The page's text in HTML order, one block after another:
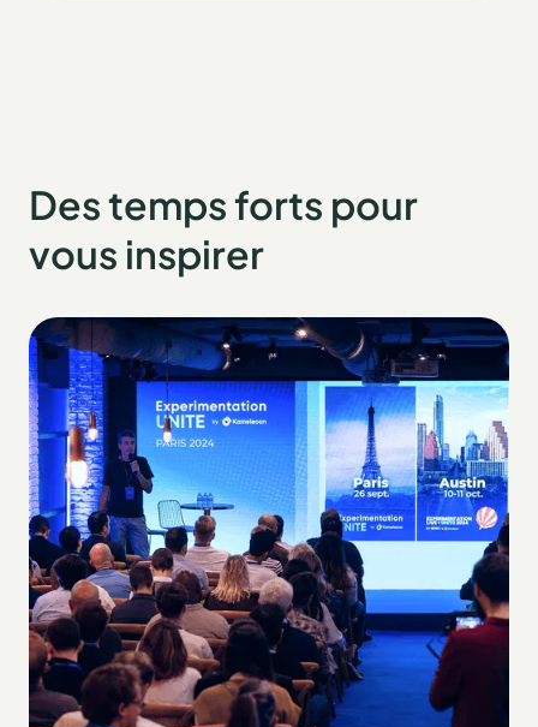
Des temps forts pour
vous inspirer